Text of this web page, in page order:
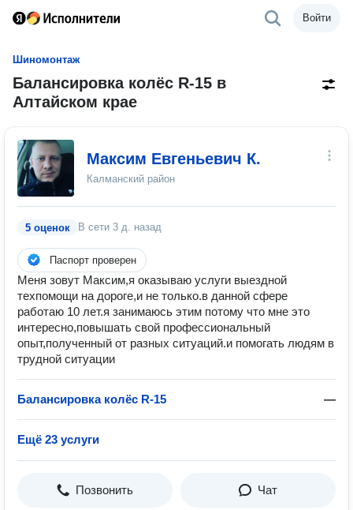
Войти
Шиномонтаж
Балансировка колёс R-15 в
Алтайском крае
Максим Евгеньевич К.
Калманский район
5 оценок В сети 3 д. назад
Паспорт проверен
Меня зовут Максим,я оказываю услуги выездной
техпомощи на дороге,и не только.в данной сфере
работаю 10 лет.я занимаюсь этим потому что мне это
интересно,повышать свой профессиональный
опыт,полученный от разных ситуаций.и помогать людям в
трудной ситуации
Балансировка колёс R-15 —
Ещё 23 услуги
Позвонить Чат